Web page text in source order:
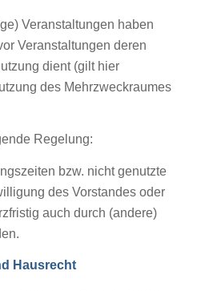
Veranstaltungen haben
Veranstaltungen deren
dient (gilt hier
des Mehrzweckraumes
Regelung:
bzw. nicht genutzte
des Vorstandes oder
auch durch (andere)
Hausrecht